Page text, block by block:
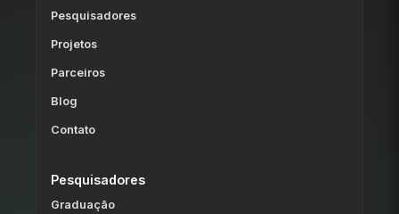
Pesquisadores
Projetos
Parceiros
Blog
Contato
Pesquisadores
Graduação